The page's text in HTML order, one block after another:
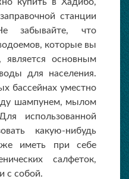
станции
забывайте, что
которые вы
является основным
для населения.
бассейнах уместно
шампунем, мылом
использованной
какую-нибудь
иметь при себе
салфеток,
с собой.